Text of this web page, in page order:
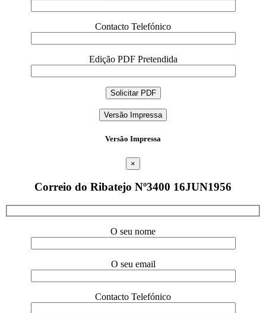
Contacto Telefónico
Edição PDF Pretendida
Versão Impressa
Versão Impressa
×
Correio do Ribatejo Nº3400 16JUN1956
O seu nome
O seu email
Contacto Telefónico